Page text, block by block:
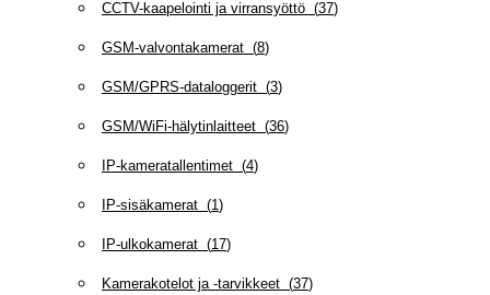
CCTV-kaapelointi ja virransyöttö (37)
GSM-valvontakamerat (8)
GSM/GPRS-dataloggerit (3)
GSM/WiFi-hälytinlaitteet (36)
IP-kameratallentimet (4)
IP-sisäkamerat (1)
IP-ulkokamerat (17)
Kamerakotelot ja -tarvikkeet (37)